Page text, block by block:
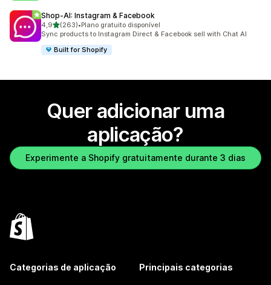
Shop‑AI: Instagram & Facebook
4,9de 5 estrelas
(263)
263 total de avaliações
•Plano gratuito disponível
Sync products to Instagram Direct & Facebook sell with Chat AI
Built for Shopify
Quer adicionar uma
aplicação?
Experimente a Shopify gratuitamente durante 3 dias
Categorias de aplicação Principais categorias